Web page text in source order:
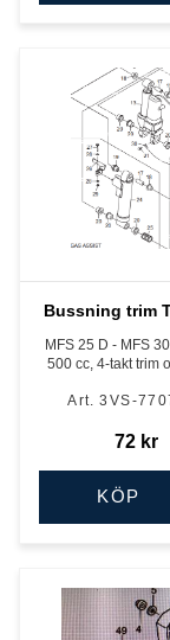
Bussning trim
MFS 25 D - MFS 30
500 cc, 4-takt trim
3VS-
72kr
KÖP